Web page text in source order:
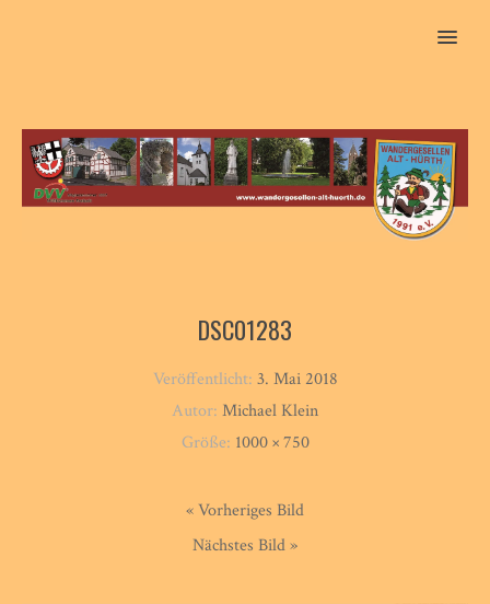
MENU
DSC01283
Veröffentlicht: 3. Mai 2018
Autor: Michael Klein
Größe: 1000 × 750
« Vorheriges Bild
Nächstes Bild »